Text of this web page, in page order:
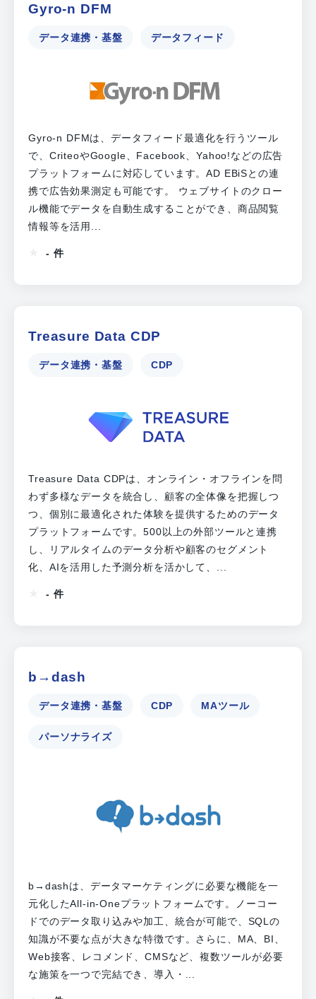
Gyro-n DFM
データ連携・基盤 データフィード
Gyro-n DFMは、データフィード最適化を行うツール
で、CriteoやGoogle、Facebook、Yahoo!などの広告
プラットフォームに対応しています。AD EBiSとの連
携で広告効果測定も可能です。 ウェブサイトのクロー
ル機能でデータを自動生成することができ、商品閲覧
情報等を活用...
- 件
Treasure Data CDP
データ連携・基盤 CDP
Treasure Data CDPは、オンライン・オフラインを問
わず多様なデータを統合し、顧客の全体像を把握しつ
つ、個別に最適化された体験を提供するためのデータ
プラットフォームです。500以上の外部ツールと連携
し、リアルタイムのデータ分析や顧客のセグメント
化、AIを活用した予測分析を活かして、...
- 件
b→dash
データ連携・基盤 CDP MAツール
パーソナライズ
b→dashは、データマーケティングに必要な機能を一
元化したAll-in-Oneプラットフォームです。ノーコー
ドでのデータ取り込みや加工、統合が可能で、SQLの
知識が不要な点が大きな特徴です。さらに、MA、BI、
Web接客、レコメンド、CMSなど、複数ツールが必要
な施策を一つで完結でき、導入・...